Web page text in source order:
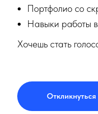
Портфолио со
Навыки работы
Хочешь стать
Откликнуться